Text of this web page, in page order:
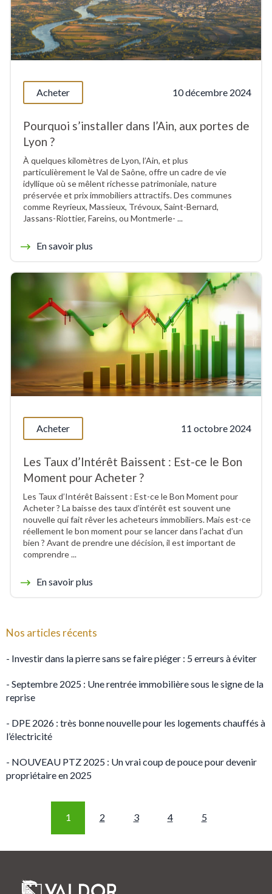
Acheter 10 décembre 2024
Pourquoi s’installer dans l’Ain, aux portes de
Lyon ?
À quelques kilomètres de Lyon, l’Ain, et plus
particulièrement le Val de Saône, offre un cadre de vie
idyllique où se mêlent richesse patrimoniale, nature
préservée et prix immobiliers attractifs. Des communes
comme Reyrieux, Massieux, Trévoux, Saint-Bernard,
Jassans-Riottier, Fareins, ou Montmerle- ...
En savoir plus
Acheter 11 octobre 2024
Les Taux d’Intérêt Baissent : Est-ce le Bon
Moment pour Acheter ?
Les Taux d’Intérêt Baissent : Est-ce le Bon Moment pour
Acheter ? La baisse des taux d’intérêt est souvent une
nouvelle qui fait rêver les acheteurs immobiliers. Mais est-ce
réellement le bon moment pour se lancer dans l’achat d’un
bien ? Avant de prendre une décision, il est important de
comprendre ...
En savoir plus
Nos articles récents
- Investir dans la pierre sans se faire piéger : 5 erreurs à éviter
- Septembre 2025 : Une rentrée immobilière sous le signe de la
reprise
- DPE 2026 : très bonne nouvelle pour les logements chauffés à
l’électricité
- NOUVEAU PTZ 2025 : Un vrai coup de pouce pour devenir
propriétaire en 2025
1 2 3 4 5